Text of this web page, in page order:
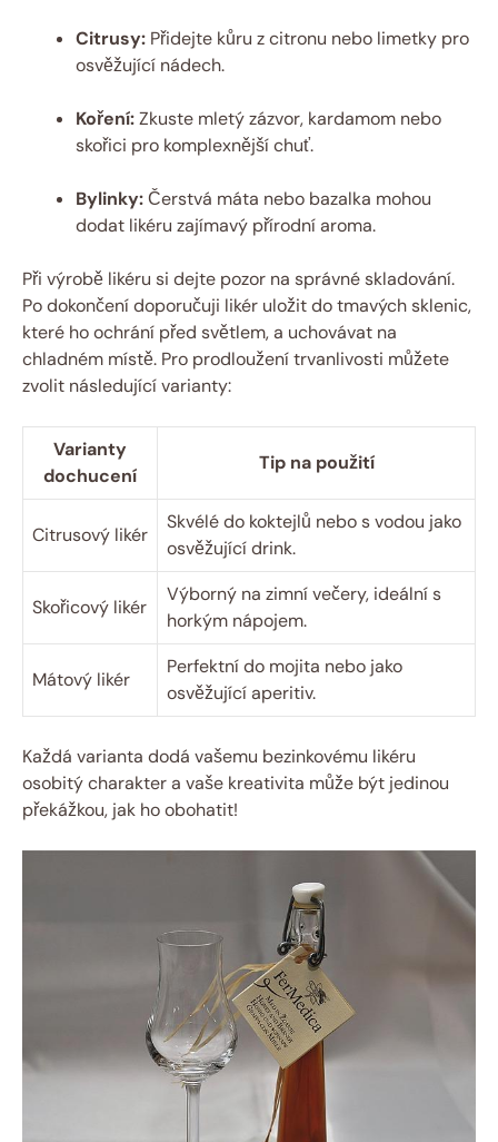
Citrusy: Přidejte kůru z citronu nebo limetky pro
osvěžující nádech.
Koření:Zkuste mletý zázvor, kardamom nebo
skořici pro komplexnější chuť.
Bylinky:Čerstvá máta nebo bazalka mohou
dodat likéru zajímavý přírodní aroma.
Při výrobě likéru si dejte pozor na správné skladování.
Po dokončení doporučuji likér uložit do tmavých sklenic,
které ho ochrání před světlem, a uchovávat na
chladném místě. Pro prodloužení trvanlivosti můžete
zvolit následující varianty:
Varianty
dochucení
Tip na použití
Citrusový likér
Skvélé do koktejlů nebo s vodou jako
osvěžující drink.
Skořicový likér
Výborný na zimní večery, ideální s
horkým nápojem.
Mátový likér
Perfektní do mojita nebo jako
osvěžující aperitiv.
Každá varianta dodá vašemu bezinkovému likéru
osobitý charakter a vaše kreativita může být jedinou
překážkou, jak ho obohatit!